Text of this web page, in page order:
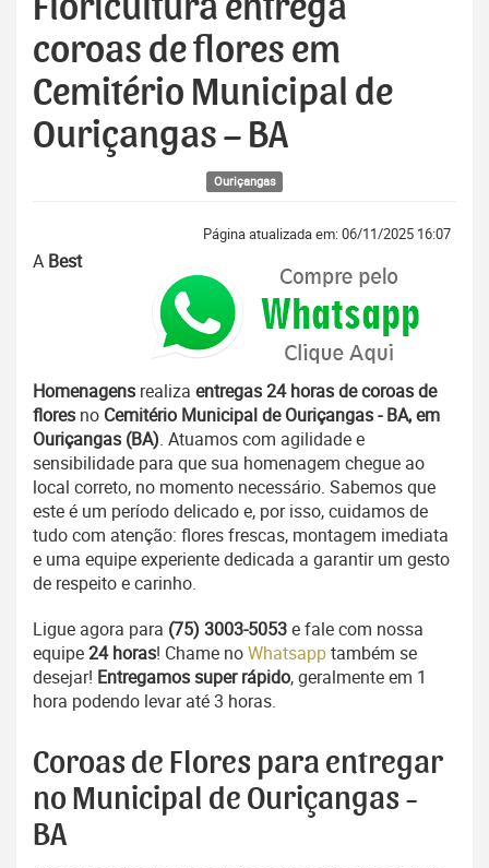
Floricultura entrega
coroas de flores em
Cemitério Municipal de
Ouriçangas – BA
Ouriçangas
Página atualizada em: 06/11/2025 16:07
A Best
Homenagens realiza entregas 24 horas de coroas de
flores no Cemitério Municipal de Ouriçangas - BA, em
Ouriçangas (BA). Atuamos com agilidade e
sensibilidade para que sua homenagem chegue ao
local correto, no momento necessário. Sabemos que
este é um período delicado e, por isso, cuidamos de
tudo com atenção: flores frescas, montagem imediata
e uma equipe experiente dedicada a garantir um gesto
de respeito e carinho.
Ligue agora para (75) 3003-5053e fale com nossa
equipe24 horas! Chame noWhatsapptambém se
desejar! Entregamos super rápido, geralmente em 1
hora podendo levar até 3 horas.
Coroas de Flores para entregar
no Municipal de Ouriçangas -
BA